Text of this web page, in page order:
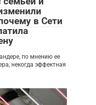
в Сети
по мнению ее
некогда эффектная